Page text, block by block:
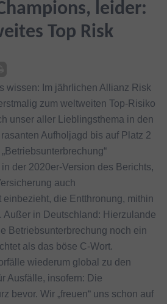
leider:
Top Risk
wissen: Im jährlichen Allianz Risk
zum weltweiten Top-Risiko
unser aller Lieblingsthema in den
Aufholjagd bis auf Platz 2
der 2020er-Version des Berichts,
auch
einbezieht, die Entthronung, mithin
Außer in Deutschland: Hierzulande
Betriebsunterbrechung noch ein
als das böse C-Wort.
wiederum global zu den
Ausfälle, insofern: Die
bevor. Wir „freuen“ uns schon auf